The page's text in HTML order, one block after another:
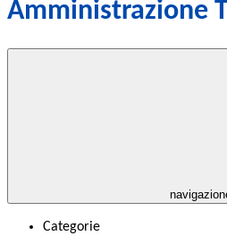
Amministrazione
Categorie